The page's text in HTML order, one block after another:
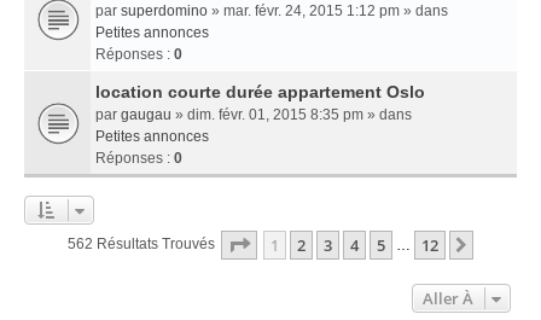
par superdomino » mar. févr. 24, 2015 1:12 pm » dans
Petites annonces
Réponses : 0
location courte durée appartement Oslo
par gaugau » dim. févr. 01, 2015 8:35 pm » dans
Petites annonces
Réponses : 0
562 Résultats Trouvés Page 1Sur
1 2 3 4 5 … 12
Aller À